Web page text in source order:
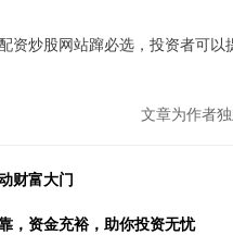
炒股网站蹿必选，投资者可
文章为作者
财富大门
，资金充裕，助你投资无忧